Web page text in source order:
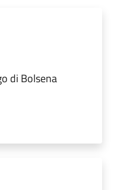
di Bolsena